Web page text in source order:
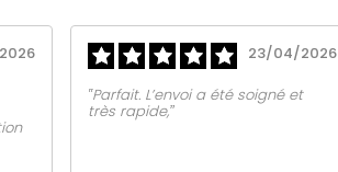
23/04/2026
‟Parfait. L’envoi a été soigné et
très rapide,ˮ